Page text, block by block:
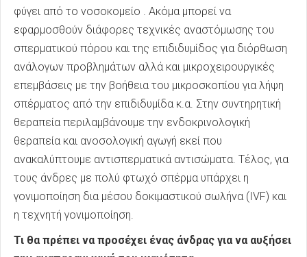
φύγει από το νοσοκομείο . Ακόμα μπορεί να
εφαρμοσθούν διάφορες τεχνικές αναστόμωσης του
σπερματικού πόρου και της επιδιδυμίδος για διόρθωση
ανάλογων προβλημάτων αλλά και μικροχειρουργικές
επεμβάσεις με την βοήθεια του μικροσκοπίου για λήψη
σπέρματος από την επιδιδυμίδα κ.α. Στην συντηρητική
θεραπεία περιλαμβάνουμε την ενδοκρινολογική
θεραπεία και ανοσολογική αγωγή εκεί που
ανακαλύπτουμε αντισπερματικά αντισώματα. Τέλος, για
τους άνδρες με πολύ φτωχό σπέρμα υπάρχει η
γονιμοποίηση δια μέσου δοκιμαστικού σωλήνα (IVF) και
η τεχνητή γονιμοποίηση.
Τι θα πρέπει να προσέχει ένας άνδρας για να αυξήσει